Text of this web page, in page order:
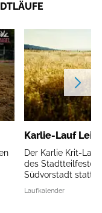
Karlie-Lauf
Der Karlie Krit-
des Stadtteilfestes
Südvorstadt statt.
Laufkalender